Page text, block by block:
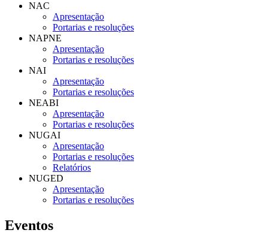
NAC
Apresentação
Portarias e resoluções
NAPNE
Apresentação
Portarias e resoluções
NAI
Apresentação
Portarias e resoluções
NEABI
Apresentação
Portarias e resoluções
NUGAI
Apresentação
Portarias e resoluções
Relatórios
NUGED
Apresentação
Portarias e resoluções
Eventos